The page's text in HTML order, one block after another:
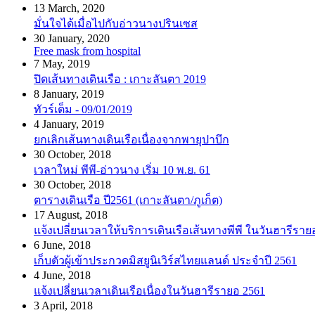
13 March, 2020
มั่นใจได้เมื่อไปกับอ่าวนางปรินเซส
30 January, 2020
Free mask from hospital
7 May, 2019
ปิดเส้นทางเดินเรือ : เกาะลันตา 2019
8 January, 2019
ทัวร์เต็ม - 09/01/2019
4 January, 2019
ยกเลิกเส้นทางเดินเรือเนื่องจากพายุปาบึก
30 October, 2018
เวลาใหม่ พีพี-อ่าวนาง เริ่ม 10 พ.ย. 61
30 October, 2018
ตารางเดินเรือ ปี2561 (เกาะลันตา/ภูเก็ต)
17 August, 2018
แจ้งเปลี่ยนเวลาให้บริการเดินเรือเส้นทางพีพี ในวันฮารีรา
6 June, 2018
เก็บตัวผู้เข้าประกวดมิสยูนิเวิร์สไทยแลนด์ ประจำปี 2561
4 June, 2018
แจ้งเปลี่ยนเวลาเดินเรือเนื่องในวันฮารีรายอ 2561
3 April, 2018